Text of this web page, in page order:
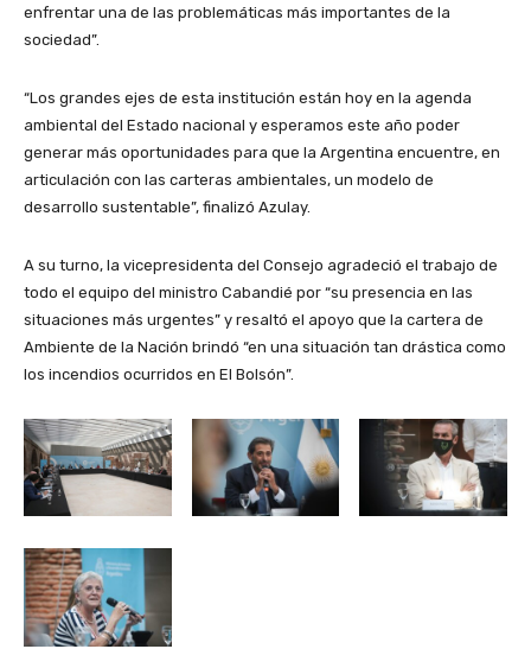
enfrentar una de las problemáticas más importantes de la
sociedad”.
“Los grandes ejes de esta institución están hoy en la agenda
ambiental del Estado nacional y esperamos este año poder
generar más oportunidades para que la Argentina encuentre, en
articulación con las carteras ambientales, un modelo de
desarrollo sustentable”, finalizó Azulay.
A su turno, la vicepresidenta del Consejo agradeció el trabajo de
todo el equipo del ministro Cabandié por “su presencia en las
situaciones más urgentes” y resaltó el apoyo que la cartera de
Ambiente de la Nación brindó “en una situación tan drástica como
los incendios ocurridos en El Bolsón”.